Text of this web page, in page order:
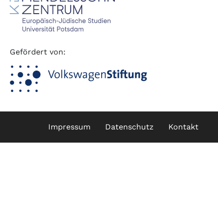
Gefördert von:
FußzeileImpressum Datenschutz Kontakt